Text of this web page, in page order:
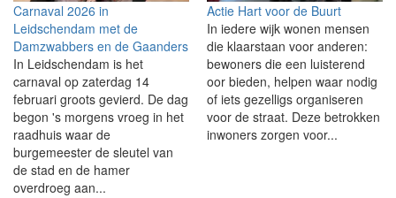
Carnaval 2026 in
Leidschendam met de
Damzwabbers en de Gaanders
In Leidschendam is het
carnaval op zaterdag 14
februari groots gevierd. De dag
begon 's morgens vroeg in het
raadhuis waar de
burgemeester de sleutel van
de stad en de hamer
overdroeg aan...
Actie Hart voor de Buurt
In iedere wijk wonen mensen
die klaarstaan voor anderen:
bewoners die een luisterend
oor bieden, helpen waar nodig
of iets gezelligs organiseren
voor de straat. Deze betrokken
inwoners zorgen voor...